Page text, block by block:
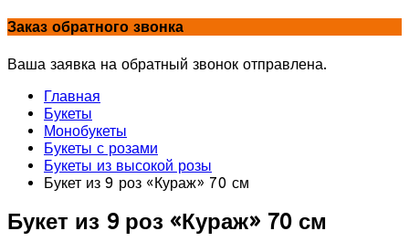
Заказ обратного звонка
Ваша заявка на обратный звонок отправлена.
Главная
Букеты
Монобукеты
Букеты с розами
Букеты из высокой розы
Букет из 9 роз «Кураж» 70 см
Букет из 9 роз «Кураж» 70 см